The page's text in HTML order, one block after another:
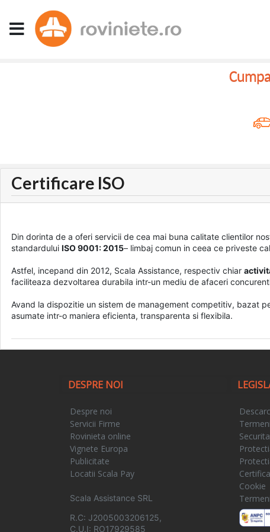
Certificare ISO
Din dorinta de a oferi servicii de cea mai buna calitate clientilor
standardului ISO 9001: 2015– limbaj comun in ceea ce priveste
Astfel, incepand din 2012, Scala Assistance, respectiv chiar
faciliteaza dezvoltarea durabila intr-un mediu de afaceri
Avand la dispozitie un sistem de management competitiv, bazat
asumate intr-o maniera eficienta, transparenta si flexibila.
DESPRE NOI
Despre noi
Servicii Firme
Rovinieta online
Vignete Europa
Publicitate
Locatii Scala Pay
Scala Assistance SRL
R.C: J2005003206125,
C.U.I: RO17929585
Cookie